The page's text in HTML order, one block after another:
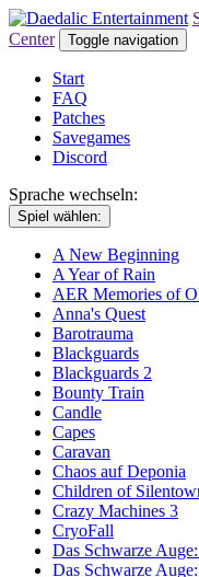
Center
Toggle navigation
Start
FAQ
Patches
Savegames
Discord
Sprache wechseln:
Spiel wählen:
A New Beginning
A Year of Rain
AER Memories of
Anna's Quest
Barotrauma
Blackguards
Blackguards 2
Bounty Train
Candle
Capes
Caravan
Chaos auf Deponia
Children of
Crazy Machines 3
CryoFall
Das Schwarze
Das Schwarze